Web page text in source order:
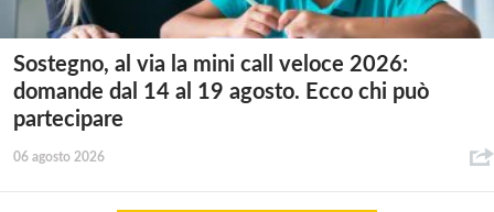
Sostegno, al via la mini call veloce 2026:
domande dal 14 al 19 agosto. Ecco chi può
partecipare
06 agosto 2026